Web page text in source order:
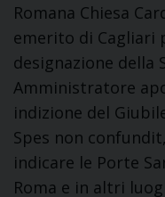
Romana Chiesa
emerito di Cagliari
designazione della
Amministratore
indizione del
Spes non
indicare le Porte
Roma e in altri